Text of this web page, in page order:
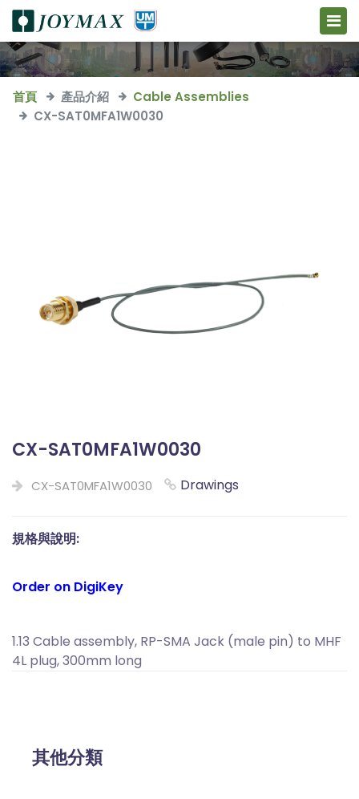
首頁 產品介紹
Cable Assemblies
CX-SAT0MFA1W0030
CX-SAT0MFA1W0030
CX-SAT0MFA1W0030 Drawings
規格與說明:
Order on DigiKey
1.13 Cable assembly, RP-SMA Jack (male pin) to MHF
4L plug, 300mm long
其他分類